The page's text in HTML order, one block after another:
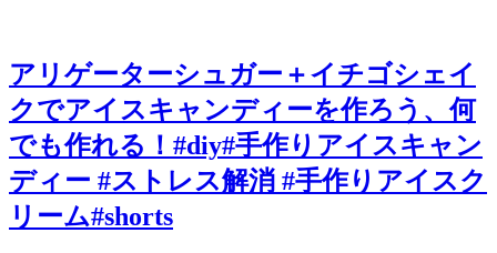
アリゲーターシュガー＋イチゴシェイ
クでアイスキャンディーを作ろう、何
でも作れる！#diy#手作りアイスキャン
ディー #ストレス解消 #手作りアイスク
リーム#shorts